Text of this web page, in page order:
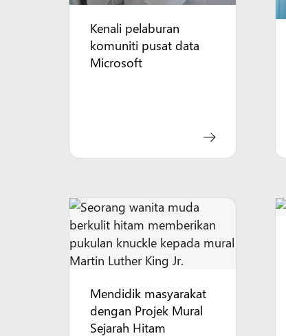
Kenali pelaburan
komuniti pusat data
Microsoft
Mendidik masyarakat
dengan Projek Mural
Sejarah Hitam